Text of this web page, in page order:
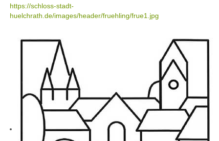
https://schloss-stadt-
huelchrath.de/images/header/fruehling/frue1.jpg